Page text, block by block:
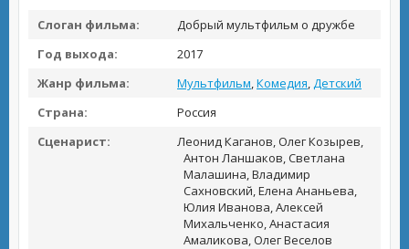
Слоган фильма:
Добрый мультфильм о дружбе
Год выхода:
2017
Жанр фильма:
Мультфильм,Комедия,Детский
Страна:
Россия
Сценарист:
Леонид Каганов, Олег Козырев,
Антон Ланшаков, Светлана
Малашина, Владимир
Сахновский, Елена Ананьева,
Юлия Иванова, Алексей
Михальченко, Анастасия
Амаликова, Олег Веселов